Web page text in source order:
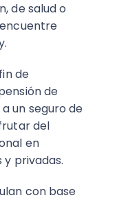
de salud o
de
de
un seguro de
del
en
privadas.
con base